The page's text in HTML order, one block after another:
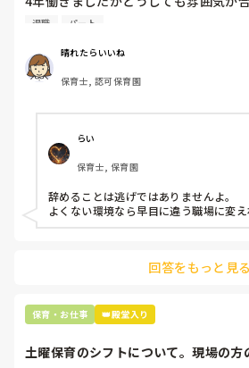
退職しようと思っています。
周りの職員は、勤続10年以上から何十
どです。
保護者子どもの愚痴悪口が多く、
今で言う不適切保育も
仕方ないよね
もう何も言わずに
子どもの言いなりになればいいんだね
などいう意見で…
上の先生に相談することは難しそうで
最後の職場にしようと思っていましたが
辞めることは逃げ、と、過去辞めた人
います
退職 パート
晴れたらいいね
保育士, 認可保育園
らい
保育士, 保育園
辞めることは逃げではありませんよ。
よくない環境なら早目に違う職場に変え
回答をもっと見る
保育・お仕事 👑殿堂入り
土曜保育のシフトについて。現場の方